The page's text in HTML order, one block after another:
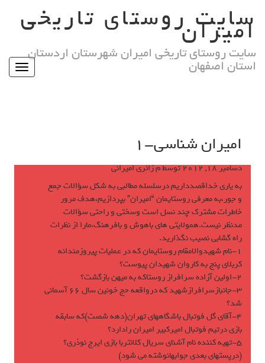
contentسایت روستای تاریخی
امیران
سایت روستای تاریخی امیران شهرستان اردستان
استان اصفهان Toggle
اميران شناسى-١
دسامبر 18, 2012 توسطم زائری امیرانی
به يارى خداقصدداريم درسلسله مطالبى به شكل سؤالات جمع
و جور،به معرفى روستايمان “اميران” بپردازيم،هدف مرور
خاطرات مشترك چند نسل است وسختى و راحتى سؤالات
مدنظر نيست.همولايتى هاى باهوش و بافرهنگ،مارا از نظرات
راه گشابى نصيب نگذاريد.
١-نام شهيدوالامقام روستايمان كه در عمليات پيروزمندانه
كربلاى پنج به كاروان شهيدان پيوست؟
٢-اولين آزاده سرافراز روستاكه به ميهن بازگشت؟
٣-جانبازسرافرازشهيد كه درواقعه حج خونين سال ٦٦ آسمانى
شد؟
٤-آقاى گل فوتبال باشگاههاى تهران(دهه شصت)كه سابقه
بازى درتيم فوتبال اميركبير اميران رادارد؟
٥-تهيه كننده نام آشناى سريال كلانتربا بازى ايرج نوذرى؟
(درپستهاى بعدى جوابهانوشته مى شود)